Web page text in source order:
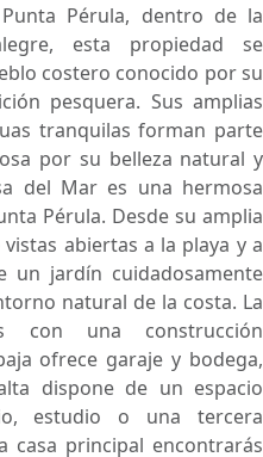
Pérula, dentro de la
esta propiedad se
costero conocido por su
pesquera. Sus amplias
tranquilas forman parte
por su belleza natural y
del Mar es una hermosa
Pérula. Desde su amplia
abiertas a la playa y a
un jardín cuidadosamente
natural de la costa. La
con una construcción
ofrece garaje y bodega,
dispone de un espacio
estudio o una tercera
casa principal encontrarás